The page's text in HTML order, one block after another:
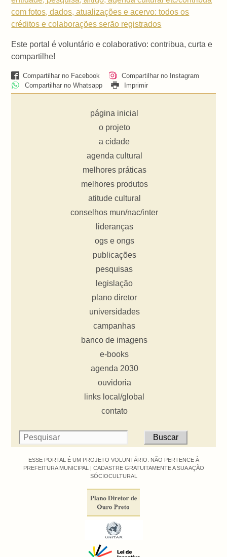
com fotos, dados, atualizações e acervo: todos os
créditos e colaborações serão registrados
Este portal é voluntário e colaborativo: contribua, curta e
compartilhe!
Compartilhar no Facebook
Compartilhar no Instagram
Compartilhar no Whatsapp
Imprimir
página inicial
o projeto
a cidade
agenda cultural
melhores práticas
melhores produtos
atitude cultural
conselhos mun/nac/inter
lideranças
ogs e ongs
publicações
pesquisas
legislação
plano diretor
universidades
campanhas
banco de imagens
e-books
agenda 2030
ouvidoria
links local/global
contato
ESSE PORTAL É UM PROJETO VOLUNTÁRIO. NÃO PERTENCE À
PREFEITURA MUNICIPAL | CADASTRE GRATUITAMENTE A SUA AÇÃO
SÓCIOCULTURAL